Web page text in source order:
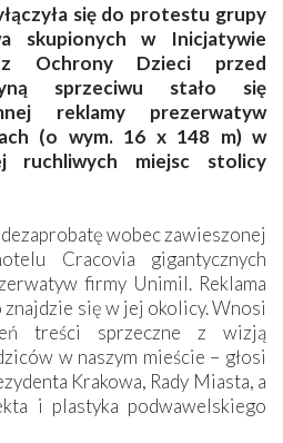
się do protestu grupy
skupionych w Inicjatywie
Ochrony Dzieci przed
sprzeciwu stało się
reklamy prezerwatyw
(o wym. 16 x 148 m) w
ruchliwych miejsc stolicy
wobec zawieszonej
Cracovia gigantycznych
firmy Unimil. Reklama
znajdzie się w jej okolicy. Wnosi
treści sprzeczne z wizją
w naszym mieście – głosi
Krakowa, Rady Miasta, a
i plastyka podwawelskiego